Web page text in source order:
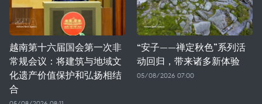
越南第十六届国会第一次非
常规会议：将建筑与地域文
化遗产价值保护和弘扬相结
合
“安子——禅定秋色”系列活
动回归，带来诸多新体验
05/08/2026 07:00